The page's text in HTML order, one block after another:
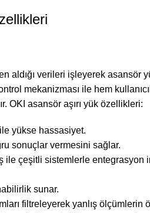
aldığı verileri işleyerek asansör
mekanizması ile hem
OKI asansör aşırı yük özellikleri:
yükse hassasiyet.
sonuçlar vermesini sağlar.
ile çeşitli sistemlerle entegrasyon
sunar.
filtreleyerek yanlış ölçümlerin